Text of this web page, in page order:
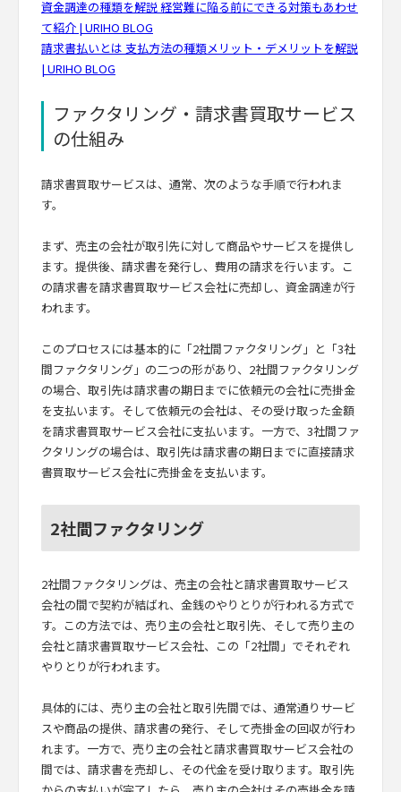
資金調達の種類を解説 経営難に陥る前にできる対策もあわせ
て紹介 | URIHO BLOG
請求書払いとは 支払方法の種類メリット・デメリットを解説
| URIHO BLOG
ファクタリング・請求書買取サービス
の仕組み
請求書買取サービスは、通常、次のような手順で行われま
す。
まず、売主の会社が取引先に対して商品やサービスを提供し
ます。提供後、請求書を発行し、費用の請求を行います。こ
の請求書を請求書買取サービス会社に売却し、資金調達が行
われます。
このプロセスには基本的に「2社間ファクタリング」と「3社
間ファクタリング」の二つの形があり、2社間ファクタリング
の場合、取引先は請求書の期日までに依頼元の会社に売掛金
を支払います。そして依頼元の会社は、その受け取った金額
を請求書買取サービス会社に支払います。一方で、3社間ファ
クタリングの場合は、取引先は請求書の期日までに直接請求
書買取サービス会社に売掛金を支払います。
2社間ファクタリング
2社間ファクタリングは、売主の会社と請求書買取サービス
会社の間で契約が結ばれ、金銭のやりとりが行われる方式で
す。この方法では、売り主の会社と取引先、そして売り主の
会社と請求書買取サービス会社、この「2社間」でそれぞれ
やりとりが行われます。
具体的には、売り主の会社と取引先間では、通常通りサービ
スや商品の提供、請求書の発行、そして売掛金の回収が行わ
れます。一方で、売り主の会社と請求書買取サービス会社の
間では、請求書を売却し、その代金を受け取ります。取引先